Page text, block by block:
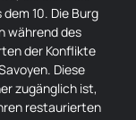
10. Die Burg
während des
der Konflikte
Diese
zugänglich ist,
restaurierten